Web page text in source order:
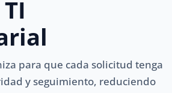
para que cada solicitud tenga
y seguimiento, reduciendo